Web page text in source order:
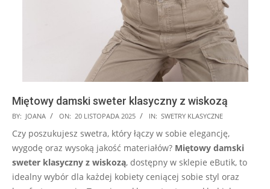
Miętowy damski sweter klasyczny z wiskozą
2025-
11-
20
BY: JOANA ON: 20 LISTOPADA 2025 IN: SWETRY KLASYCZNE
Czy poszukujesz swetra, który łączy w sobie elegancję,
wygodę oraz wysoką jakość materiałów? Miętowy damski
sweter klasyczny z wiskozą, dostępny w sklepie eButik, to
idealny wybór dla każdej kobiety ceniącej sobie styl oraz